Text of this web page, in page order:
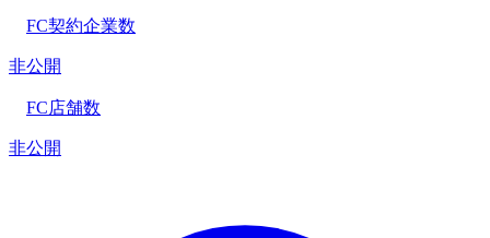
FC契約企業数
非公開
FC店舗数
非公開